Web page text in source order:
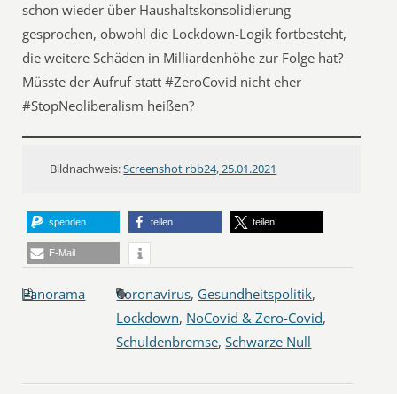
schon wieder über Haushaltskonsolidierung
gesprochen, obwohl die Lockdown-Logik fortbesteht,
die weitere Schäden in Milliardenhöhe zur Folge hat?
Müsste der Aufruf statt #ZeroCovid nicht eher
#StopNeoliberalism heißen?
Bildnachweis:Screenshot rbb24, 25.01.2021
spenden teilen teilen
E-Mail
Panorama Coronavirus, Gesundheitspolitik,
Lockdown, NoCovid & Zero-Covid,
Schuldenbremse,Schwarze Null